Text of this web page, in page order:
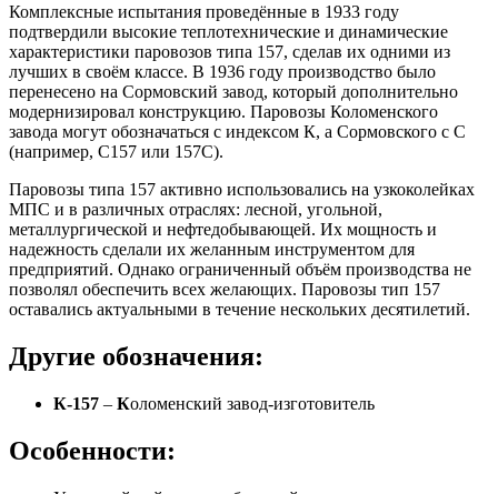
Комплексные испытания проведённые в 1933 году
подтвердили высокие теплотехнические и динамические
характеристики паровозов типа 157, сделав их одними из
лучших в своём классе. В 1936 году производство было
перенесено на Сормовский завод, который дополнительно
модернизировал конструкцию. Паровозы Коломенского
завода могут обозначаться с индексом К, а Сормовского с С
(например, С157 или 157С).
Паровозы типа 157 активно использовались на узкоколейках
МПС и в различных отраслях: лесной, угольной,
металлургической и нефтедобывающей. Их мощность и
надежность сделали их желанным инструментом для
предприятий. Однако ограниченный объём производства не
позволял обеспечить всех желающих. Паровозы тип 157
оставались актуальными в течение нескольких десятилетий.
Другие обозначения:
К-157 – Коломенский завод-изготовитель
Особенности: